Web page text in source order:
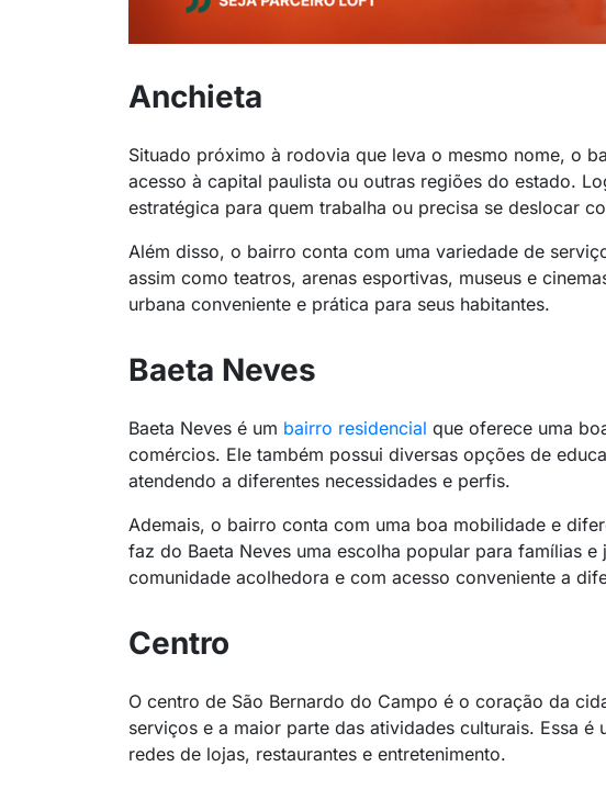
Anchieta
Situado próximo à rodovia que leva o mesmo nome, o
acesso à capital paulista ou outras regiões do estado.
estratégica para quem trabalha ou precisa se deslocar
Além disso, o bairro conta com uma variedade de
assim como teatros, arenas esportivas, museus e
urbana conveniente e prática para seus habitantes.
Baeta Neves
Baeta Neves é um bairro residencial que oferece uma
comércios. Ele também possui diversas opções de
atendendo a diferentes necessidades e perfis.
Ademais, o bairro conta com uma boa mobilidade e
faz do Baeta Neves uma escolha popular para famílias
comunidade acolhedora e com acesso conveniente a
Centro
O centro de São Bernardo do Campo é o coração da
serviços e a maior parte das atividades culturais. Essa
redes de lojas, restaurantes e entretenimento.